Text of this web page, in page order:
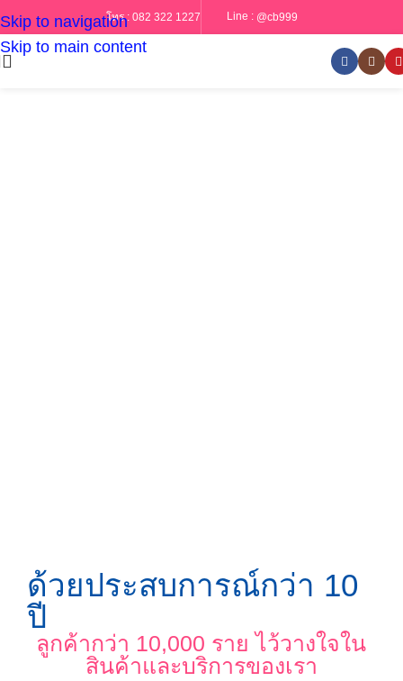
Skip to navigation
Skip to main content
โทร : 082 322 1227 Line : @cb999
ด้วยประสบการณ์กว่า 10
ปี
ลูกค้ากว่า 10,000 ราย ไว้วางใจใน
สินค้าและบริการของเรา